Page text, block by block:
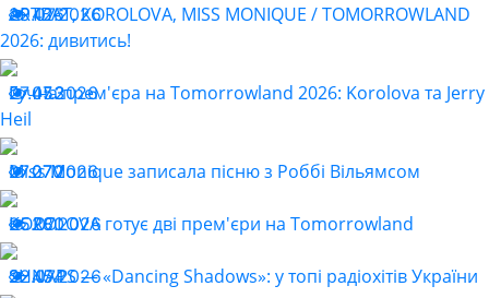
29.07.2026
426
ARTBAT, KOROLOVA, MISS MONIQUE / TOMORROWLAND
2026: дивитись!
27.07.2026
453
Гучна прем'єра на Tomorrowland 2026: Korolova та Jerry
Heil
27.07.2026
270
Miss Monique записала пісню з Роббі Вільямсом
25.07.2026
280
KOROLOVA готує дві прем'єри на Tomorrowland
22.07.2026
454
SHNAPS — «Dancing Shadows»: у топі радіохітів України